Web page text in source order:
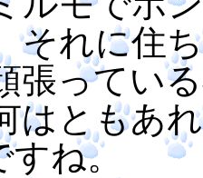
それに住
張ってい
はともあ
ね。